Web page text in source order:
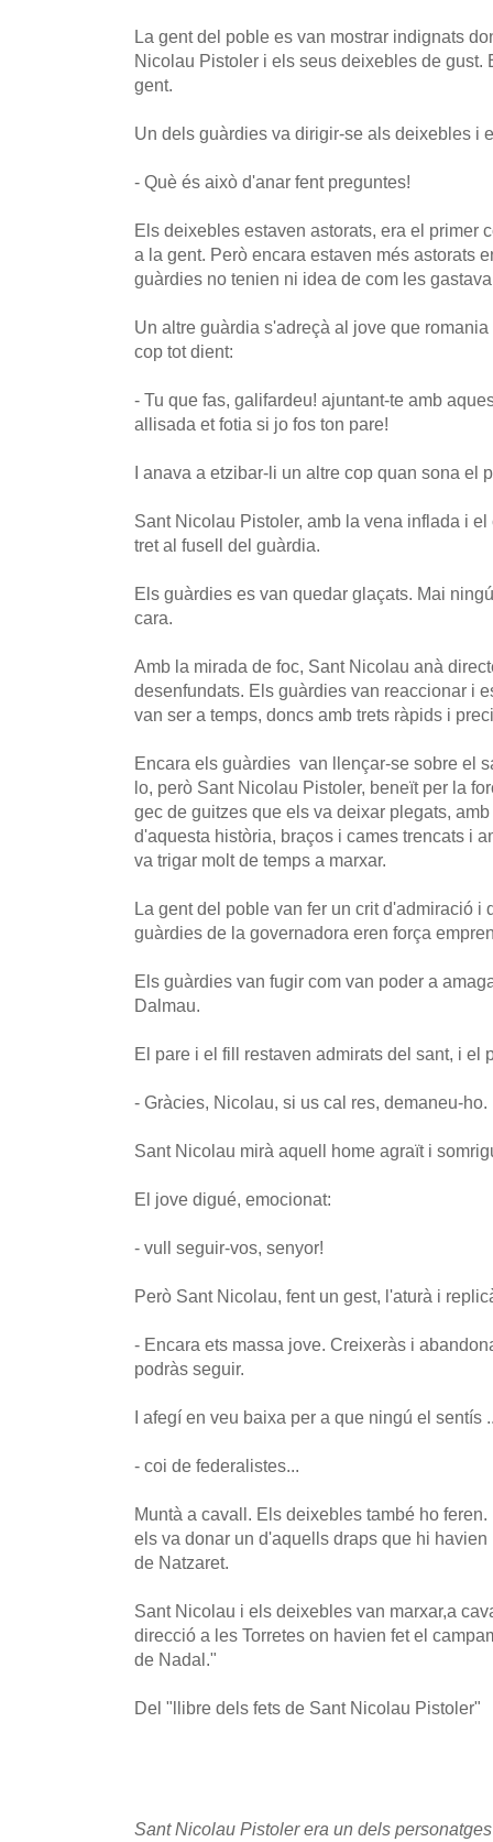
La gent del poble es van mostrar indignats
Nicolau Pistoler i els seus deixebles de gust.
gent.
Un dels guàrdies va dirigir-se als deixebles i
- Què és això d'anar fent preguntes!
Els deixebles estaven astorats, era el primer
a la gent. Però encara estaven més astorats
guàrdies no tenien ni idea de com les
Un altre guàrdia s'adreçà al jove que
cop tot dient:
- Tu que fas, galifardeu! ajuntant-te amb
allisada et fotia si jo fos ton pare!
I anava a etzibar-li un altre cop quan sona el
Sant Nicolau Pistoler, amb la vena inflada i
tret al fusell del guàrdia.
Els guàrdies es van quedar glaçats. Mai
cara.
Amb la mirada de foc, Sant Nicolau anà
desenfundats. Els guàrdies van reaccionar i
van ser a temps, doncs amb trets ràpids i
Encara els guàrdies van llençar-se sobre el
lo, però Sant Nicolau Pistoler, beneït per la
gec de guitzes que els va deixar plegats,
d'aquesta història, braços i cames trencats i
va trigar molt de temps a marxar.
La gent del poble van fer un crit d'admiració i
guàrdies de la governadora eren força
Els guàrdies van fugir com van poder a
Dalmau.
El pare i el fill restaven admirats del sant, i el
- Gràcies, Nicolau, si us cal res, demaneu-ho.
Sant Nicolau mirà aquell home agraït i
El jove digué, emocionat:
- vull seguir-vos, senyor!
Però Sant Nicolau, fent un gest, l'aturà i
- Encara ets massa jove. Creixeràs i
podràs seguir.
I afegí en veu baixa per a que ningú el sentís
- coi de federalistes...
Muntà a cavall. Els deixebles també ho
els va donar un d'aquells draps que hi
de Natzaret.
Sant Nicolau i els deixebles van marxar,a
direcció a les Torretes on havien fet el
de Nadal."
Del "llibre dels fets de Sant Nicolau Pistoler"
Sant Nicolau Pistoler era un dels